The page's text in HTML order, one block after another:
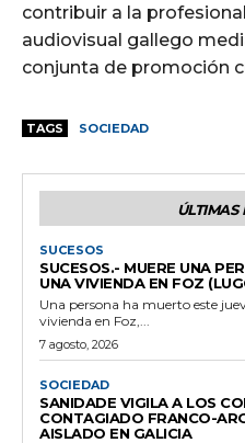
contribuir a la
audiovisual gallego
conjunta de promoción
TAGS SOCIEDAD
ÚLTIMAS
SUCESOS
SUCESOS.- MUERE UNA
UNA VIVIENDA EN FOZ
Una persona ha muerto este
vivienda en Foz,...
7 agosto, 2026
SOCIEDAD
SANIDADE VIGILA A LOS
CONTAGIADO FRANCO-
AISLADO EN GALICIA